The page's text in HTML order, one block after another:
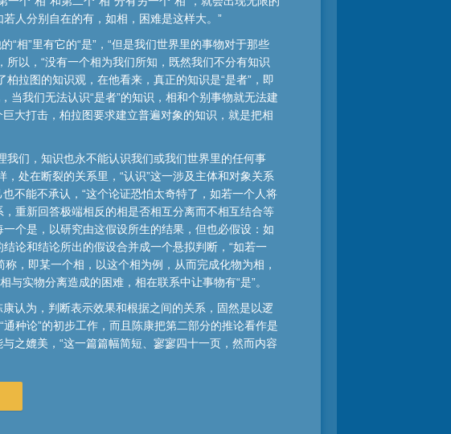
人分别自在的有，如相，困难是这样大。”
“相”里有它的“是”，“但是我们世界里的事物对于那些
以，“没有一个相为我们所知，既然我们不分有知识
拉图的知识观，在他看来，真正的知识是“是者”，即
当我们无法认识“是者”的知识，相和个别事物就无法建
大打击，柏拉图要求建立普遍对象的知识，就是把相
们，知识也永不能认识我们或我们世界里的任何事
处在断裂的关系里，“认识”这一涉及主体和对象关系
不能不承认，“这个论证恐怕太奇特了，如若一个人将
重新回答极端相反的相是否相互分离而不相互结合等
个是，以研究由这假设所生的结果，但也必假设：如
论和结论所出的假设合并成一个悬拟判断，“如若一
称，即某一个相，以这个相为例，从而完成化物为相，
实物分离造成的困难，相在联系中让事物有“是”。
认为，判断表示效果和根据之间的关系，固然是以逻
种论”的初步工作，而且陈康把第二部分的推论看作是
之媲美，“这一篇篇幅简短、寥寥四十一页，然而内容